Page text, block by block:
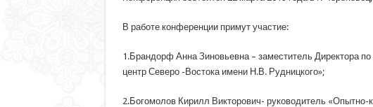
В работе конференции примут участие:
1.Брандорф Анна Зиновьевна – заместитель Директора
центр Северо -Востока имени Н.В. Рудницкого»;
2.Богомолов Кирилл Викторович- руководитель